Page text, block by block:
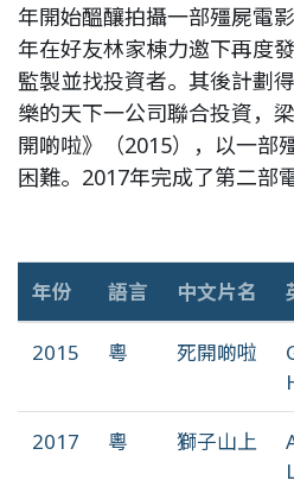
年開始醞釀拍攝一部殭屍電
年在好友林家棟力邀下再度
監製並找投資者。其後計劃
樂的天下一公司聯合投資，
開啲啦》（2015），以一部
困難。2017年完成了第二部
年份 語言 中文片名
2015 粵 死開啲啦
2017 粵 獅子山上